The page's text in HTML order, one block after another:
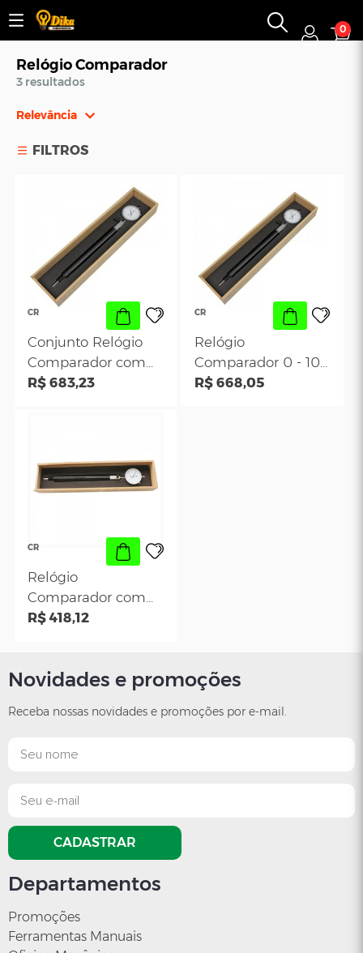
0
Relógio Comparador
3 resultados
Relevância
Ordem Alfabética
FILTROS
Suporte e Rosca de
M12
Relógio
Comparador com
Novidades e promoções
Receba nossas novidades e promoções por e-mail.
CADASTRAR
Departamentos
Promoções
Ferramentas Manuais